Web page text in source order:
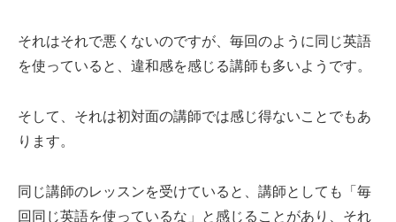
それはそれで悪くないのですが、毎回のように同じ英語
を使っていると、違和感を感じる講師も多いようです。
そして、それは初対面の講師では感じ得ないことでもあ
ります。
同じ講師のレッスンを受けていると、講師としても「毎
回同じ英語を使っているな」と感じることがあり、それ